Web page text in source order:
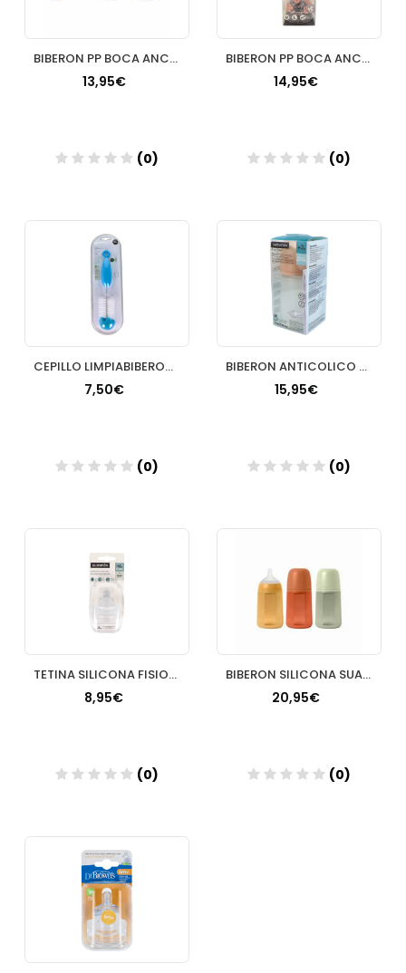
BIBERON PP BOCA ANCHA T SILICONA SUAVINEX PREMIUM 3 POSICION
13,95€
(0)
Añadir
BIBERON PP BOCA ANCHA T SILICONA SUAVINEX PREMIUM 3 POSICION
14,95€
(0)
Añadir
CEPILLO LIMPIABIBERON SUAVINEX DUO
7,50€
(0)
BIBERON ANTICOLICO T SILICONA SUAVINEX M 270 ML
15,95€
(0)
TETINA SILICONA FISIOLOGICA FLUJO L SUAVINEX 2 UNIDADES
8,95€
(0)
Añadir
BIBERON SILICONA SUAVINEX SOFT COLOUR + 3 MESES 1 UNIDAD 240
20,95€
(0)